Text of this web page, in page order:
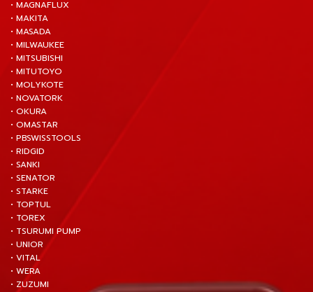
• MAGNAFLUX
• MAKITA
• MASADA
• MILWAUKEE
• MITSUBISHI
• MITUTOYO
• MOLYKOTE
• NOVATORK
• OKURA
• OMASTAR
• PBSWISSTOOLS
• RIDGID
• SANKI
• SENATOR
• STARKE
• TOPTUL
• TOREX
• TSURUMI PUMP
• UNIOR
• VITAL
• WERA
• ZUZUMI